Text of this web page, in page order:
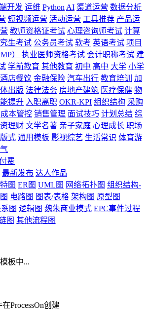
开发 运维 Python AI 渠道运营 数据分析
短视频运营 活动运营 工具推荐 产品运
教师资格证考试 心理咨询师考试 计算
生考试 公务员考试 软考 英语考试 项目
）
执业医师资格考试 会计职称考试 建
学前教育 其他教育 初中 高中 大学 小学
酒店餐饮 金融保险 汽车出行 教育培训
加
出版 法律法务 房地产建筑 医疗保健 物
提升 入职离职 OKR-KPI 组织结构 采购
成本管控 销售管理 面试技巧 计划总结 综
理财 文学名著 亲子家庭 心理成长 职场
式 通用模板 影视综艺 生活常识 体育游
费
最新发布 达人作品
图 ER图 UML图 网络拓扑图 组织结构-
电路图 图表/表格 架构图 原型图
图 逻辑图 魏朱商业模式 EPC事件过程
图 其他流程图
板中...
ProcessOn创建